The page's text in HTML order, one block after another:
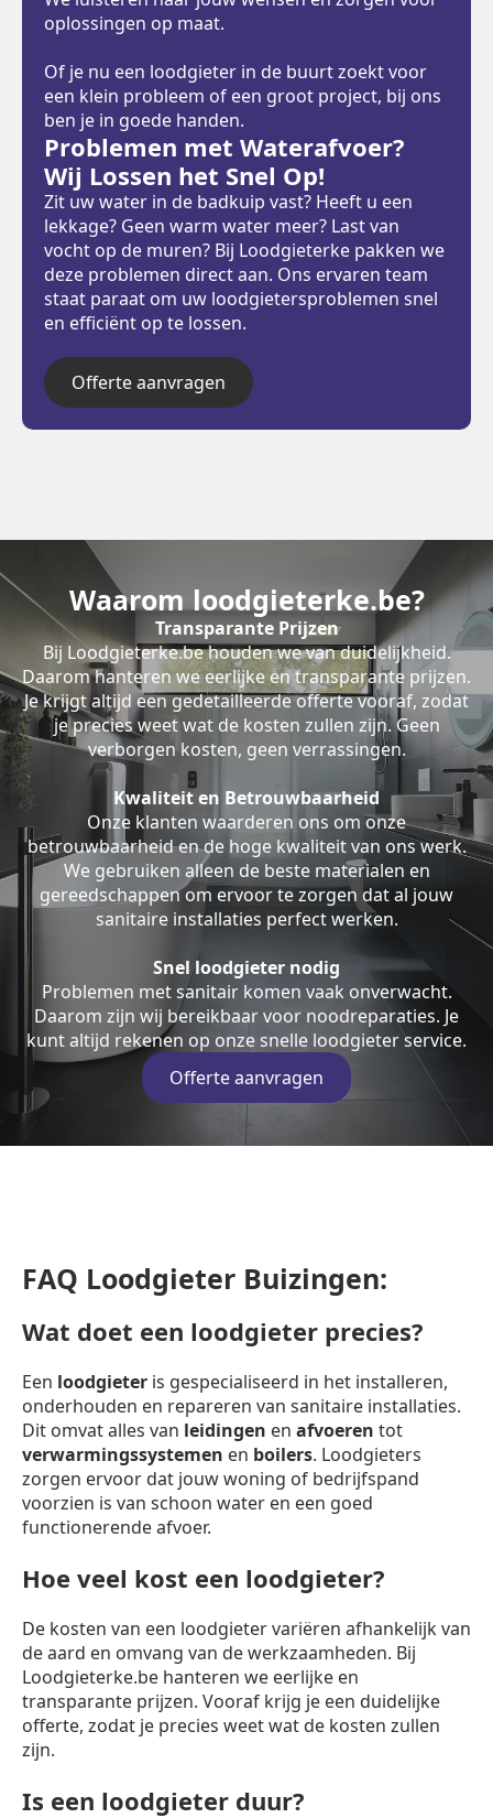
oplossingen op maat.
Of je nu een loodgieter in de buurt zoekt voor
een klein probleem of een groot project, bij ons
ben je in goede handen.
Problemen met Waterafvoer?
Wij Lossen het Snel Op!
Zit uw water in de badkuip vast? Heeft u een
lekkage? Geen warm water meer? Last van
vocht op de muren? Bij Loodgieterke pakken we
deze problemen direct aan. Ons ervaren team
staat paraat om uw loodgietersproblemen snel
en efficiënt op te lossen.
Offerte aanvragen
Waarom loodgieterke.be?
Transparante Prijzen
Bij Loodgieterke.be houden we van duidelijkheid.
Daarom hanteren we eerlijke en transparante prijzen.
Je krijgt altijd een gedetailleerde offerte vooraf, zodat
je precies weet wat de kosten zullen zijn. Geen
verborgen kosten, geen verrassingen.
Kwaliteit en Betrouwbaarheid
Onze klanten waarderen ons om onze
betrouwbaarheid en de hoge kwaliteit van ons werk.
We gebruiken alleen de beste materialen en
gereedschappen om ervoor te zorgen dat al jouw
sanitaire installaties perfect werken.
Snel loodgieter nodig
Problemen met sanitair komen vaak onverwacht.
Daarom zijn wij bereikbaar voor noodreparaties. Je
kunt altijd rekenen op onze snelle loodgieter service.
Offerte aanvragen
FAQ Loodgieter Buizingen:
Wat doet een loodgieter precies?
Een loodgieter is gespecialiseerd in het installeren,
onderhouden en repareren van sanitaire installaties.
Dit omvat alles van leidingen en afvoeren tot
verwarmingssystemen en boilers. Loodgieters
zorgen ervoor dat jouw woning of bedrijfspand
voorzien is van schoon water en een goed
functionerende afvoer.
Hoe veel kost een loodgieter?
De kosten van een loodgieter variëren afhankelijk van
de aard en omvang van de werkzaamheden. Bij
Loodgieterke.be hanteren we eerlijke en
transparante prijzen. Vooraf krijg je een duidelijke
offerte, zodat je precies weet wat de kosten zullen
zijn.
Is een loodgieter duur?